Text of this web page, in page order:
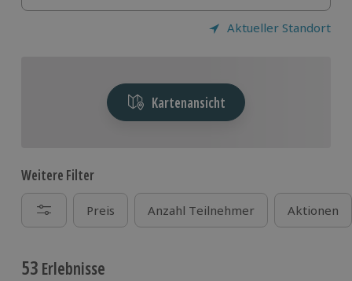
einfach dein Quad-Erlebnis buchen!
Aktueller Standort
Kartenansicht
Weitere Filter
Preis Anzahl Teilnehmer Aktionen
53 Erlebnisse